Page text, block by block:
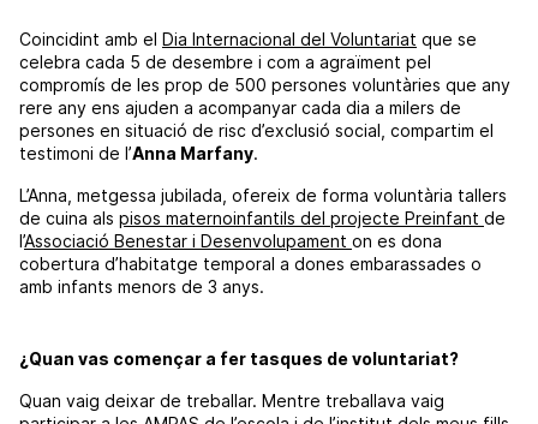
Coincidint amb el Dia Internacional del Voluntariat que se
celebra cada 5 de desembre i com a agraïment pel
compromís de les prop de 500 persones voluntàries que any
rere any ens ajuden a acompanyar cada dia a milers de
persones en situació de risc d’exclusió social, compartim el
testimoni de l’Anna Marfany.
L’Anna, metgessa jubilada, ofereix de forma voluntària tallers
de cuina als pisos maternoinfantils del projecte Preinfant de
l’Associació Benestar i Desenvolupament on es dona
cobertura d’habitatge temporal a dones embarassades o
amb infants menors de 3 anys.
¿Quan vas començar a fer tasques de voluntariat?
Quan vaig deixar de treballar. Mentre treballava vaig